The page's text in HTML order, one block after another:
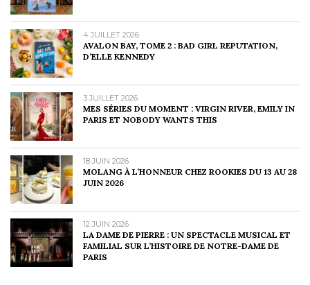
4 JUILLET 2026
AVALON BAY, TOME 2 : BAD GIRL REPUTATION,
D’ELLE KENNEDY
3 JUILLET 2026
MES SÉRIES DU MOMENT : VIRGIN RIVER, EMILY IN
PARIS ET NOBODY WANTS THIS
18 JUIN 2026
MOLANG À L’HONNEUR CHEZ ROOKIES DU 13 AU 28
JUIN 2026
12 JUIN 2026
LA DAME DE PIERRE : UN SPECTACLE MUSICAL ET
FAMILIAL SUR L’HISTOIRE DE NOTRE-DAME DE
PARIS